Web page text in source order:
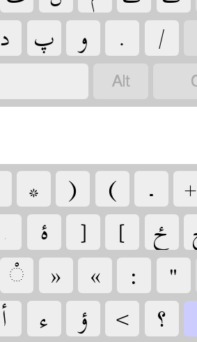
‏ ‏ ‏ ‏ ‏
‏
‏ ‏ ‏ ‏ ‏
‏ ‏ ‏ ‏
‏ ‏ ‏ ‏ ‏
‏ ‏ ‏ ‏ ‏